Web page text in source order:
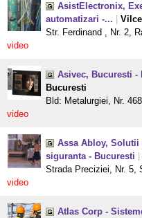
AsistElectronix,
automatizari -...
Str. Ferdinand , Nr. 2,
video
Asivec, Bucuresti -
Bucuresti
Bld: Metalurgiei, Nr.
video
Assa Abloy,
siguranta - Bucuresti
Strada Preciziei, Nr. 5,
video
Atlas Corp -